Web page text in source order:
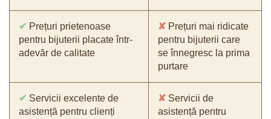
✔ Prețuri prietenoase
pentru bijuterii placate într-
adevăr de calitate
✘ Prețuri mai ridicate
pentru bijuterii care
se înnegresc la prima
purtare
✔ Servicii excelente de
asistență pentru clienți
✘ Servicii de
asistență pentru